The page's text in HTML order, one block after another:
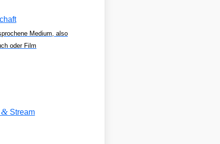
Medium, also
oder Film
& Stream